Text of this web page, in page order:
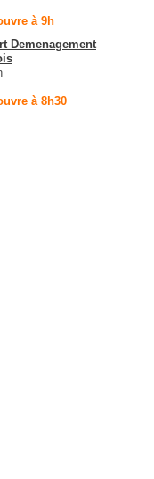
à 9h
Demenagement
à 8h30